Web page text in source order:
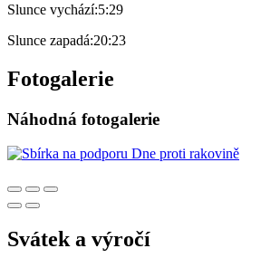
Slunce vychází:5:29
Slunce zapadá:20:23
Fotogalerie
Náhodná fotogalerie
Svátek a výročí